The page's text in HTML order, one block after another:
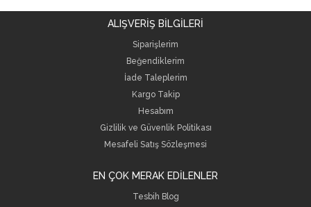
ALIŞVERİŞ BİLGİLERİ
Siparişlerim
Beğendiklerim
İade Taleplerim
Kargo Takip
Hesabım
Gizlilik ve Güvenlik Politikası
Mesafeli Satış Sözleşmesi
EN ÇOK MERAK EDİLENLER
Tesbih Blog